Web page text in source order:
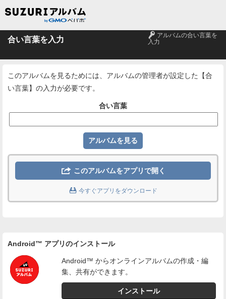
合い言葉を入力 🔑 アルバムの合い言葉を
入力
このアルバムを見るためには、アルバムの管理者が設定した【合
い言葉】の入力が必要です。
合い言葉
 このアルバムをアプリで開く
 今すぐアプリをダウンロード
Android™ アプリのインストール
Android™ からオンラインアルバムの作成・編
集、共有ができます。
インストール